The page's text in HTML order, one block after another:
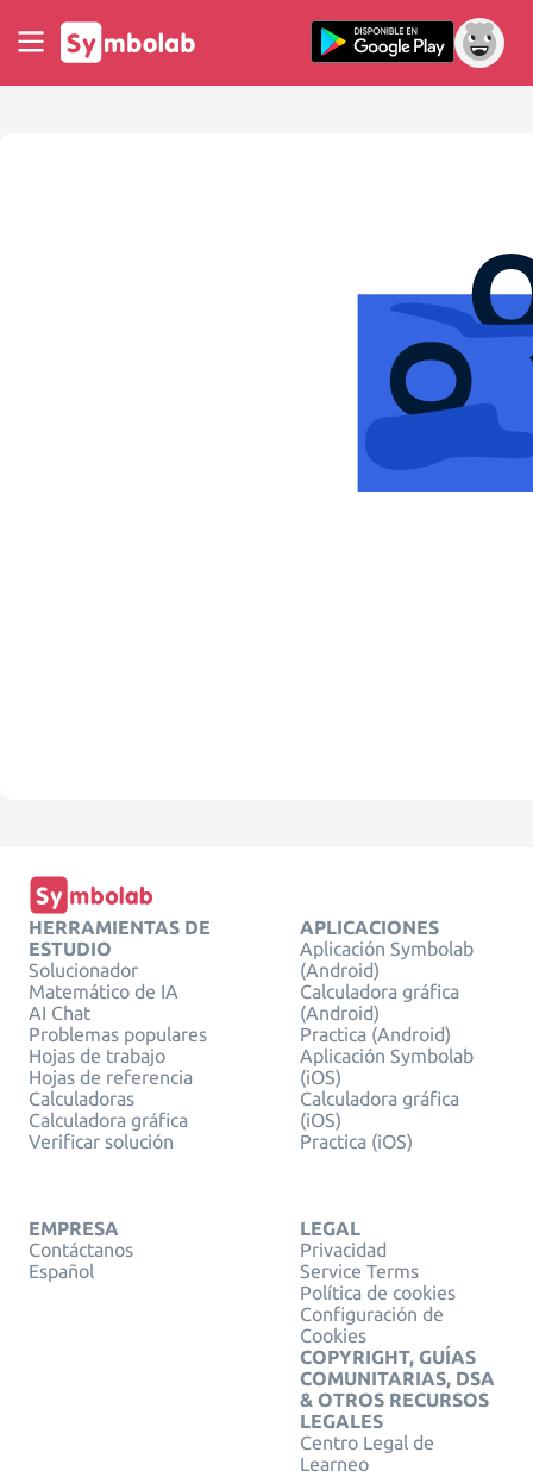
HERRAMIENTAS DE
ESTUDIO
Solucionador
Matemático de IA
AI Chat
Problemas populares
Hojas de trabajo
Hojas de referencia
Calculadoras
Calculadora gráfica
Verificar solución
APLICACIONES
Aplicación Symbolab
(Android)
Calculadora gráfica
(Android)
Practica (Android)
Aplicación Symbolab
(iOS)
Calculadora gráfica
(iOS)
Practica (iOS)
EMPRESA
Contáctanos
Español
LEGAL
Privacidad
Service Terms
Política de cookies
Configuración de
Cookies
COPYRIGHT, GUÍAS
COMUNITARIAS, DSA
& OTROS RECURSOS
LEGALES
Centro Legal de
Learneo